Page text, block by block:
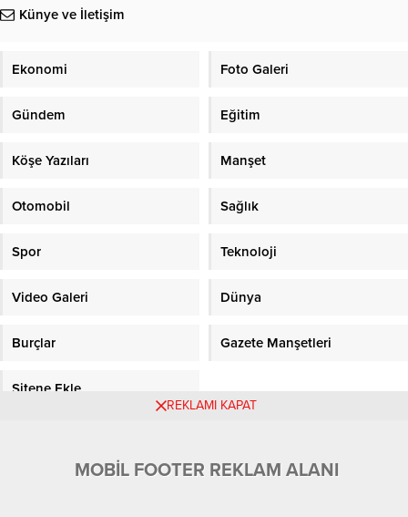
Künye ve İletişim
Ekonomi Foto Galeri
Gündem Eğitim
Köşe Yazıları Manşet
Otomobil Sağlık
Spor Teknoloji
Video Galeri Dünya
Burçlar Gazete Manşetleri
Sitene Ekle
REKLAMI KAPAT
MOBİL FOOTER REKLAM ALANI